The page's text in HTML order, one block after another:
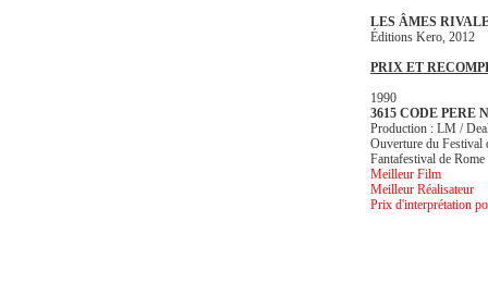
LES ÂMES
Éditions Kero, 2012
PRIX ET
1990
3615 CODE PERE
Production : LM /
Ouverture du Festival
Fantafestival de
Meilleur Film
Meilleur Réalisateur
Prix d'interprétation